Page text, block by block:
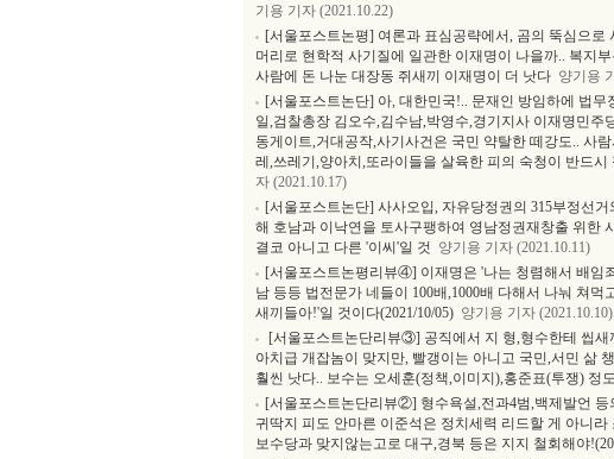
기용 기자 (2021.10.22)
[서울포스트논평] 여론과 표심공략에서, 곰의 뚝심으
머리로 현학적 사기질에 일관한 이재명이 나을까.. 복지
사람에 돈 나눈 대장동 쥐새끼 이재명이 더 낫다 양기용
[서울포스트논단] 아, 대한민국!.. 문재인 방임하에 법
일,검찰총장 김오수,김수남,박영수,경기지사 이재명민
동게이트,거대공작,사기사건은 국민 약탈한 떼강도.. 사
레,쓰레기,양아치,또라이들을 살육한 피의 숙청이 반드
자 (2021.10.17)
[서울포스트논단] 사사오입, 자유당정권의 315부정선
해 호남과 이낙연을 토사구팽하여 영남정권재창출 위한
결코 아니고 다른 '이씨'일 것 양기용 기자 (2021.10.11)
[서울포스트논평리뷰④] 이재명은 '나는 청렴해서 배임
남 등등 법전문가 네들이 100배,1000배 다해서 나눠 쳐
새끼들아!'일 것이다(2021/10/05) 양기용 기자 (2021.10.10)
[서울포스트논단리뷰③] 공직에서 지 형,형수한테 씹
아치급 개잡놈이 맞지만, 빨갱이는 아니고 국민,서민 삶
훨씬 낫다.. 보수는 오세훈(정책,이미지),홍준표(투쟁) 정
[서울포스트논단리뷰②] 형수욕설,전과4범,백제발언
귀딱지 피도 안마른 이준석은 정치세력 리드할 게 아니
보수당과 맞지않는고로 대구,경북 등은 지지 철회해야